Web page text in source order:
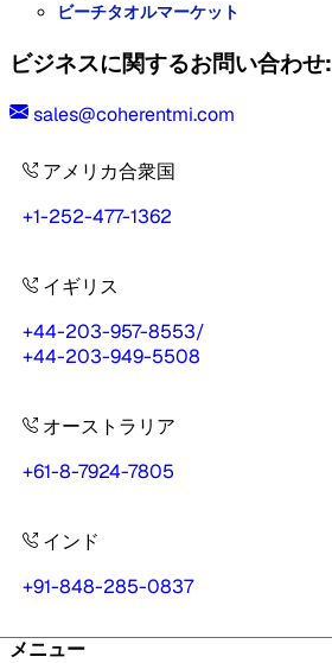
ビーチタオルマーケット
ビジネスに関するお問い合わせ:
sales@coherentmi.com
アメリカ合衆国
+1-252-477-1362
イギリス
+44-203-957-8553/
+44-203-949-5508
オーストラリア
+61-8-7924-7805
インド
+91-848-285-0837
メニュー